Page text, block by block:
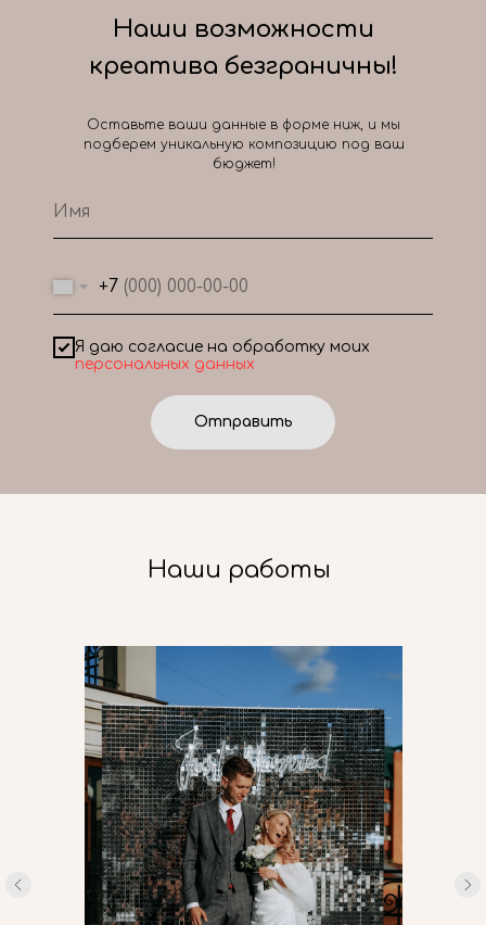
+7
Я даю согласие на обработку моих
персональных данных
Отправить
Наши возможности
креатива безграничны!
Оставьте ваши данные в форме ниж, и мы
подберем уникальную композицию под ваш
бюджет!
Наши работы